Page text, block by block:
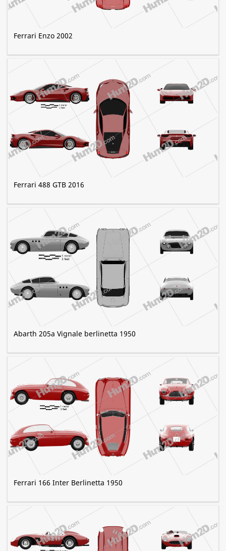
Ferrari Enzo 2002
Ferrari 488 GTB 2016
Abarth 205a Vignale berlinetta 1950
Ferrari 166 Inter Berlinetta 1950